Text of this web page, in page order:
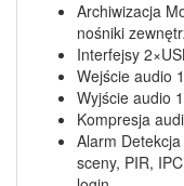
Archiwizacja
nośniki
Interfejsy
Wejście audio 1
Wyjście audio 1
Kompresja
Alarm
sceny, PIR,